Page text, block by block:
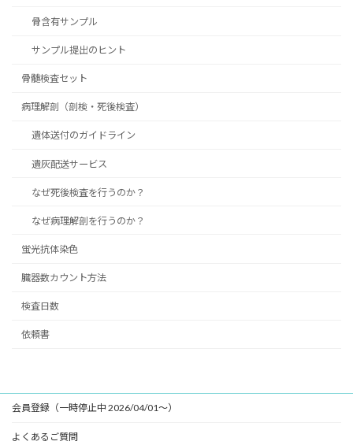
骨含有サンプル
サンプル提出のヒント
骨髄検査セット
病理解剖（剖検・死後検査）
遺体送付のガイドライン
遺灰配送サービス
なぜ死後検査を行うのか？
なぜ病理解剖を行うのか？
蛍光抗体染色
臓器数カウント方法
検査日数
依頼書
会員登録（一時停止中 2026/04/01～）
よくあるご質問